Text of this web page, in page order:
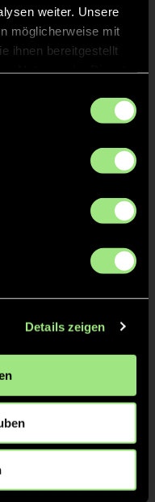
weiter. Unsere
möglicherweise mit
ihnen bereitgestellt
Details zeigen